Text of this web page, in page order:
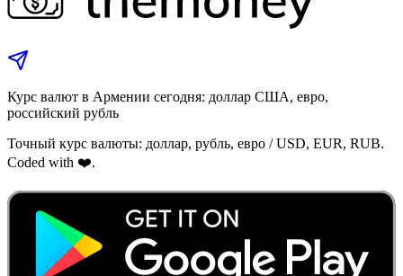
Курс валют в Армении сегодня: доллар США, евро,
российский рубль
Точный курс валюты: доллар, рубль, евро / USD, EUR, RUB.
Coded with ❤️.